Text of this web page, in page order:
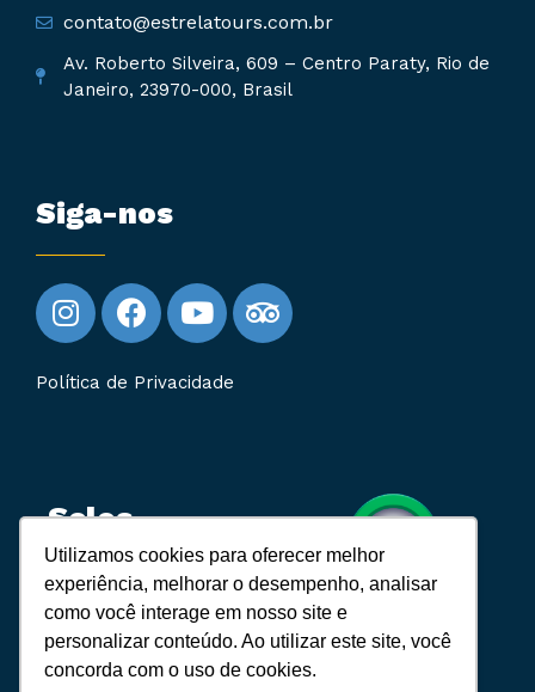
Utilizamos cookies para oferecer melhor
experiência, melhorar o desempenho, analisar
como você interage em nosso site e
personalizar conteúdo. Ao utilizar este site, você
concorda com o uso de cookies.
contato@estrelatours.com.br
Av. Roberto Silveira, 609 – Centro Paraty, Rio de
Janeiro, 23970-000, Brasil
Siga-nos
Política de Privacidade
Selos
Cadastur:
10.843.831/0001-89